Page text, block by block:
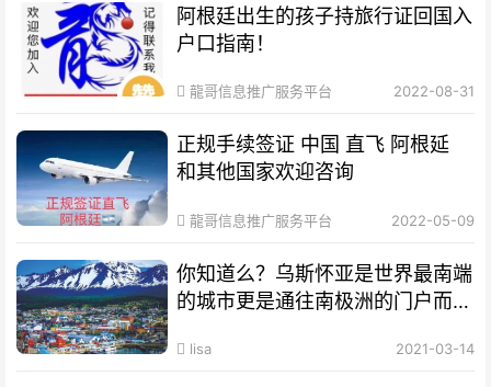
阿根廷出生的孩子持旅行证回国入
户口指南！
龍哥信息推广服务平台 2022-08-31
正规手续签证 中国 直飞 阿根延
和其他国家欢迎咨询
龍哥信息推广服务平台 2022-05-09
你知道么？乌斯怀亚是世界最南端
的城市更是通往南极洲的门户而驰
lisa 2021-03-14